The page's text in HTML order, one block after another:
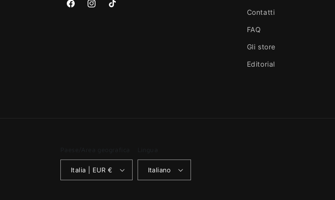
FacebookInstagramTikTok Contatti
FAQ
Gli store
Editorial
Italia | EUR € Italiano